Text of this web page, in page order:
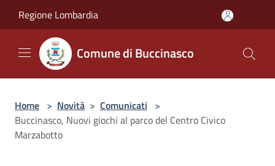
Regione Lombardia
Comune di Buccinasco
Home > Novità > Comunicati >
Buccinasco, Nuovi giochi al parco del Centro Civico
Marzabotto